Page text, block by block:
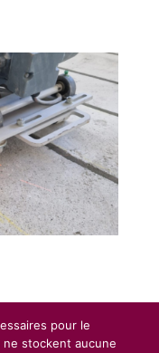
pour le
stockent aucune